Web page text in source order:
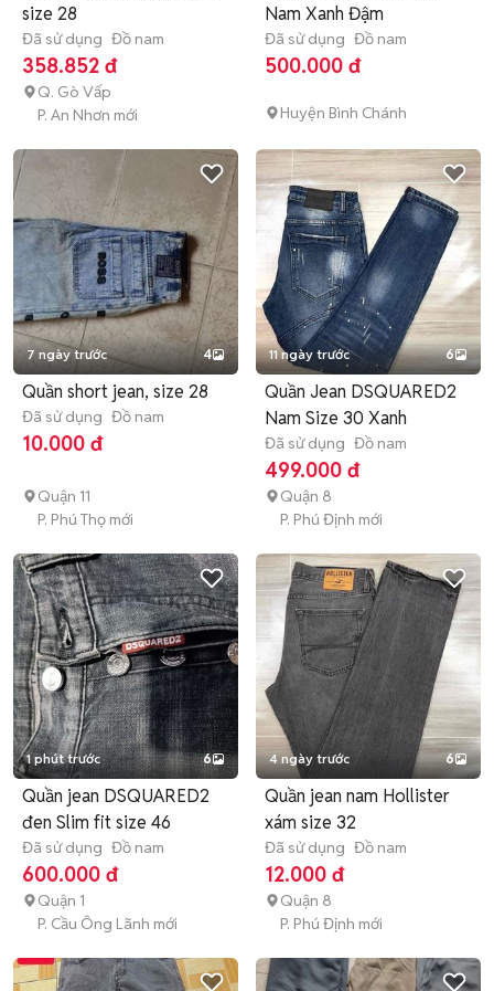
size 28
Đã sử dụng Đồ nam
358.852 đ
Q. Gò Vấp
P. An Nhơn mới
Nam Xanh Đậm
Đã sử dụng Đồ nam
500.000 đ
Huyện Bình Chánh
7 ngày trước 4
Quần short jean, size 28
Đã sử dụng Đồ nam
10.000 đ
Quận 11
P. Phú Thọ mới
11 ngày trước 6
Quần Jean DSQUARED2
Nam Size 30 Xanh
Đã sử dụng Đồ nam
499.000 đ
Quận 8
P. Phú Định mới
1 phút trước 6
Quần jean DSQUARED2
đen Slim fit size 46
Đã sử dụng Đồ nam
600.000 đ
Quận 1
P. Cầu Ông Lãnh mới
4 ngày trước 6
Quần jean nam Hollister
xám size 32
Đã sử dụng Đồ nam
12.000 đ
Quận 8
P. Phú Định mới